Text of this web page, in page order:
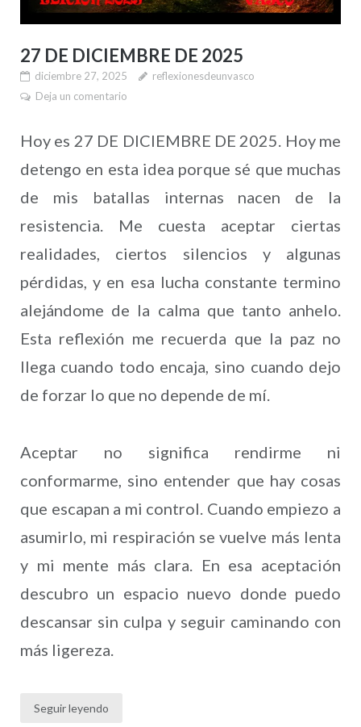
27 DE DICIEMBRE DE 2025
diciembre 27, 2025
reflexionesdeunvasco
Deja un comentario
Hoy es 27 DE DICIEMBRE DE 2025. Hoy me
detengo en esta idea porque sé que muchas
de mis batallas internas nacen de la
resistencia. Me cuesta aceptar ciertas
realidades, ciertos silencios y algunas
pérdidas, y en esa lucha constante termino
alejándome de la calma que tanto anhelo.
Esta reflexión me recuerda que la paz no
llega cuando todo encaja, sino cuando dejo
de forzar lo que no depende de mí.
Aceptar no significa rendirme ni
conformarme, sino entender que hay cosas
que escapan a mi control. Cuando empiezo a
asumirlo, mi respiración se vuelve más lenta
y mi mente más clara. En esa aceptación
descubro un espacio nuevo donde puedo
descansar sin culpa y seguir caminando con
más ligereza.
Seguir leyendo